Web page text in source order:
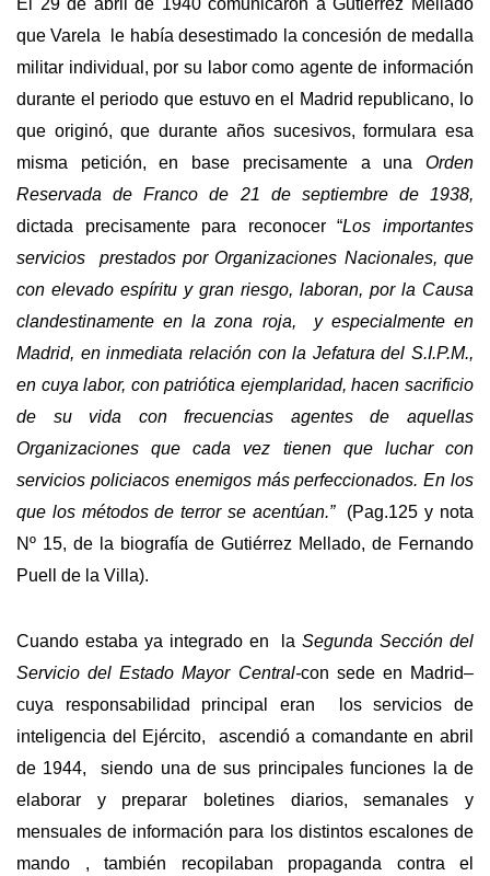
que Varela le había desestimado la concesión de medalla
militar individual, por su labor como agente de información
durante el periodo que estuvo en el Madrid republicano, lo
que originó, que durante años sucesivos, formulara esa
misma petición, en base precisamente a una Orden
Reservada de Franco de 21 de septiembre de 1938,
dictada precisamente para reconocer “Los importantes
servicios prestados por Organizaciones Nacionales, que
con elevado espíritu y gran riesgo, laboran, por la Causa
clandestinamente en la zona roja,
y especialmente en
Madrid, en inmediata relación con la Jefatura del S.I.P.M.,
en cuya labor, con patriótica ejemplaridad, hacen sacrificio
de su vida con frecuencias agentes de aquellas
Organizaciones que cada vez tienen que luchar con
servicios policiacos enemigos más perfeccionados. En los
que los métodos de terror se acentúan.” (Pag.125 y nota
Nº 15, de la biografía de Gutiérrez Mellado, de Fernando
Puell de la Villa).
Cuando estaba ya integrado en laSegunda Sección del
Servicio del Estado Mayor Central-con sede en Madrid–
cuya responsabilidad principal eran los servicios de
inteligencia del Ejército, ascendió a comandante en abril
de 1944, siendo una de sus principales funciones la de
elaborar y preparar boletines diarios, semanales y
mensuales de información para los distintos escalones de
mando , también recopilaban propaganda contra el